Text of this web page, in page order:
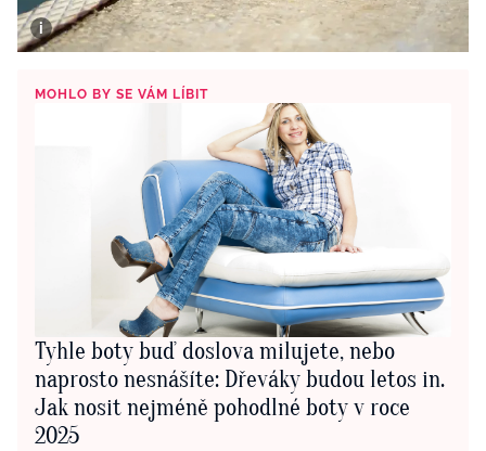
MOHLO BY SE VÁM LÍBIT
Tyhle boty buď doslova milujete, nebo
naprosto nesnášíte: Dřeváky budou letos in.
Jak nosit nejméně pohodlné boty v roce
2025